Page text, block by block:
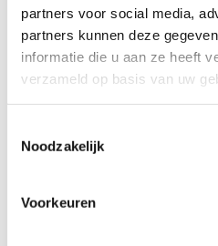
partners voor social media,
partners kunnen deze
informatie die u aan ze heeft
verzameld op basis van uw
Noodzakelijk
Voorkeuren
ÄHNLICHE